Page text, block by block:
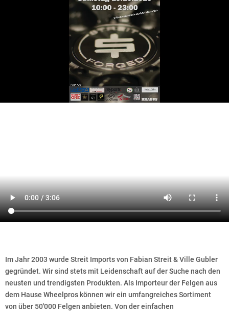
Im Jahr 2003 wurde Streit Imports von Fabian Streit & Ville Gubler
gegründet. Wir sind stets mit Leidenschaft auf der Suche nach den
neusten und trendigsten Produkten. Als Importeur der Felgen aus
dem Hause Wheelpros können wir ein umfangreiches Sortiment
von über 50'000 Felgen anbieten. Von der einfachen